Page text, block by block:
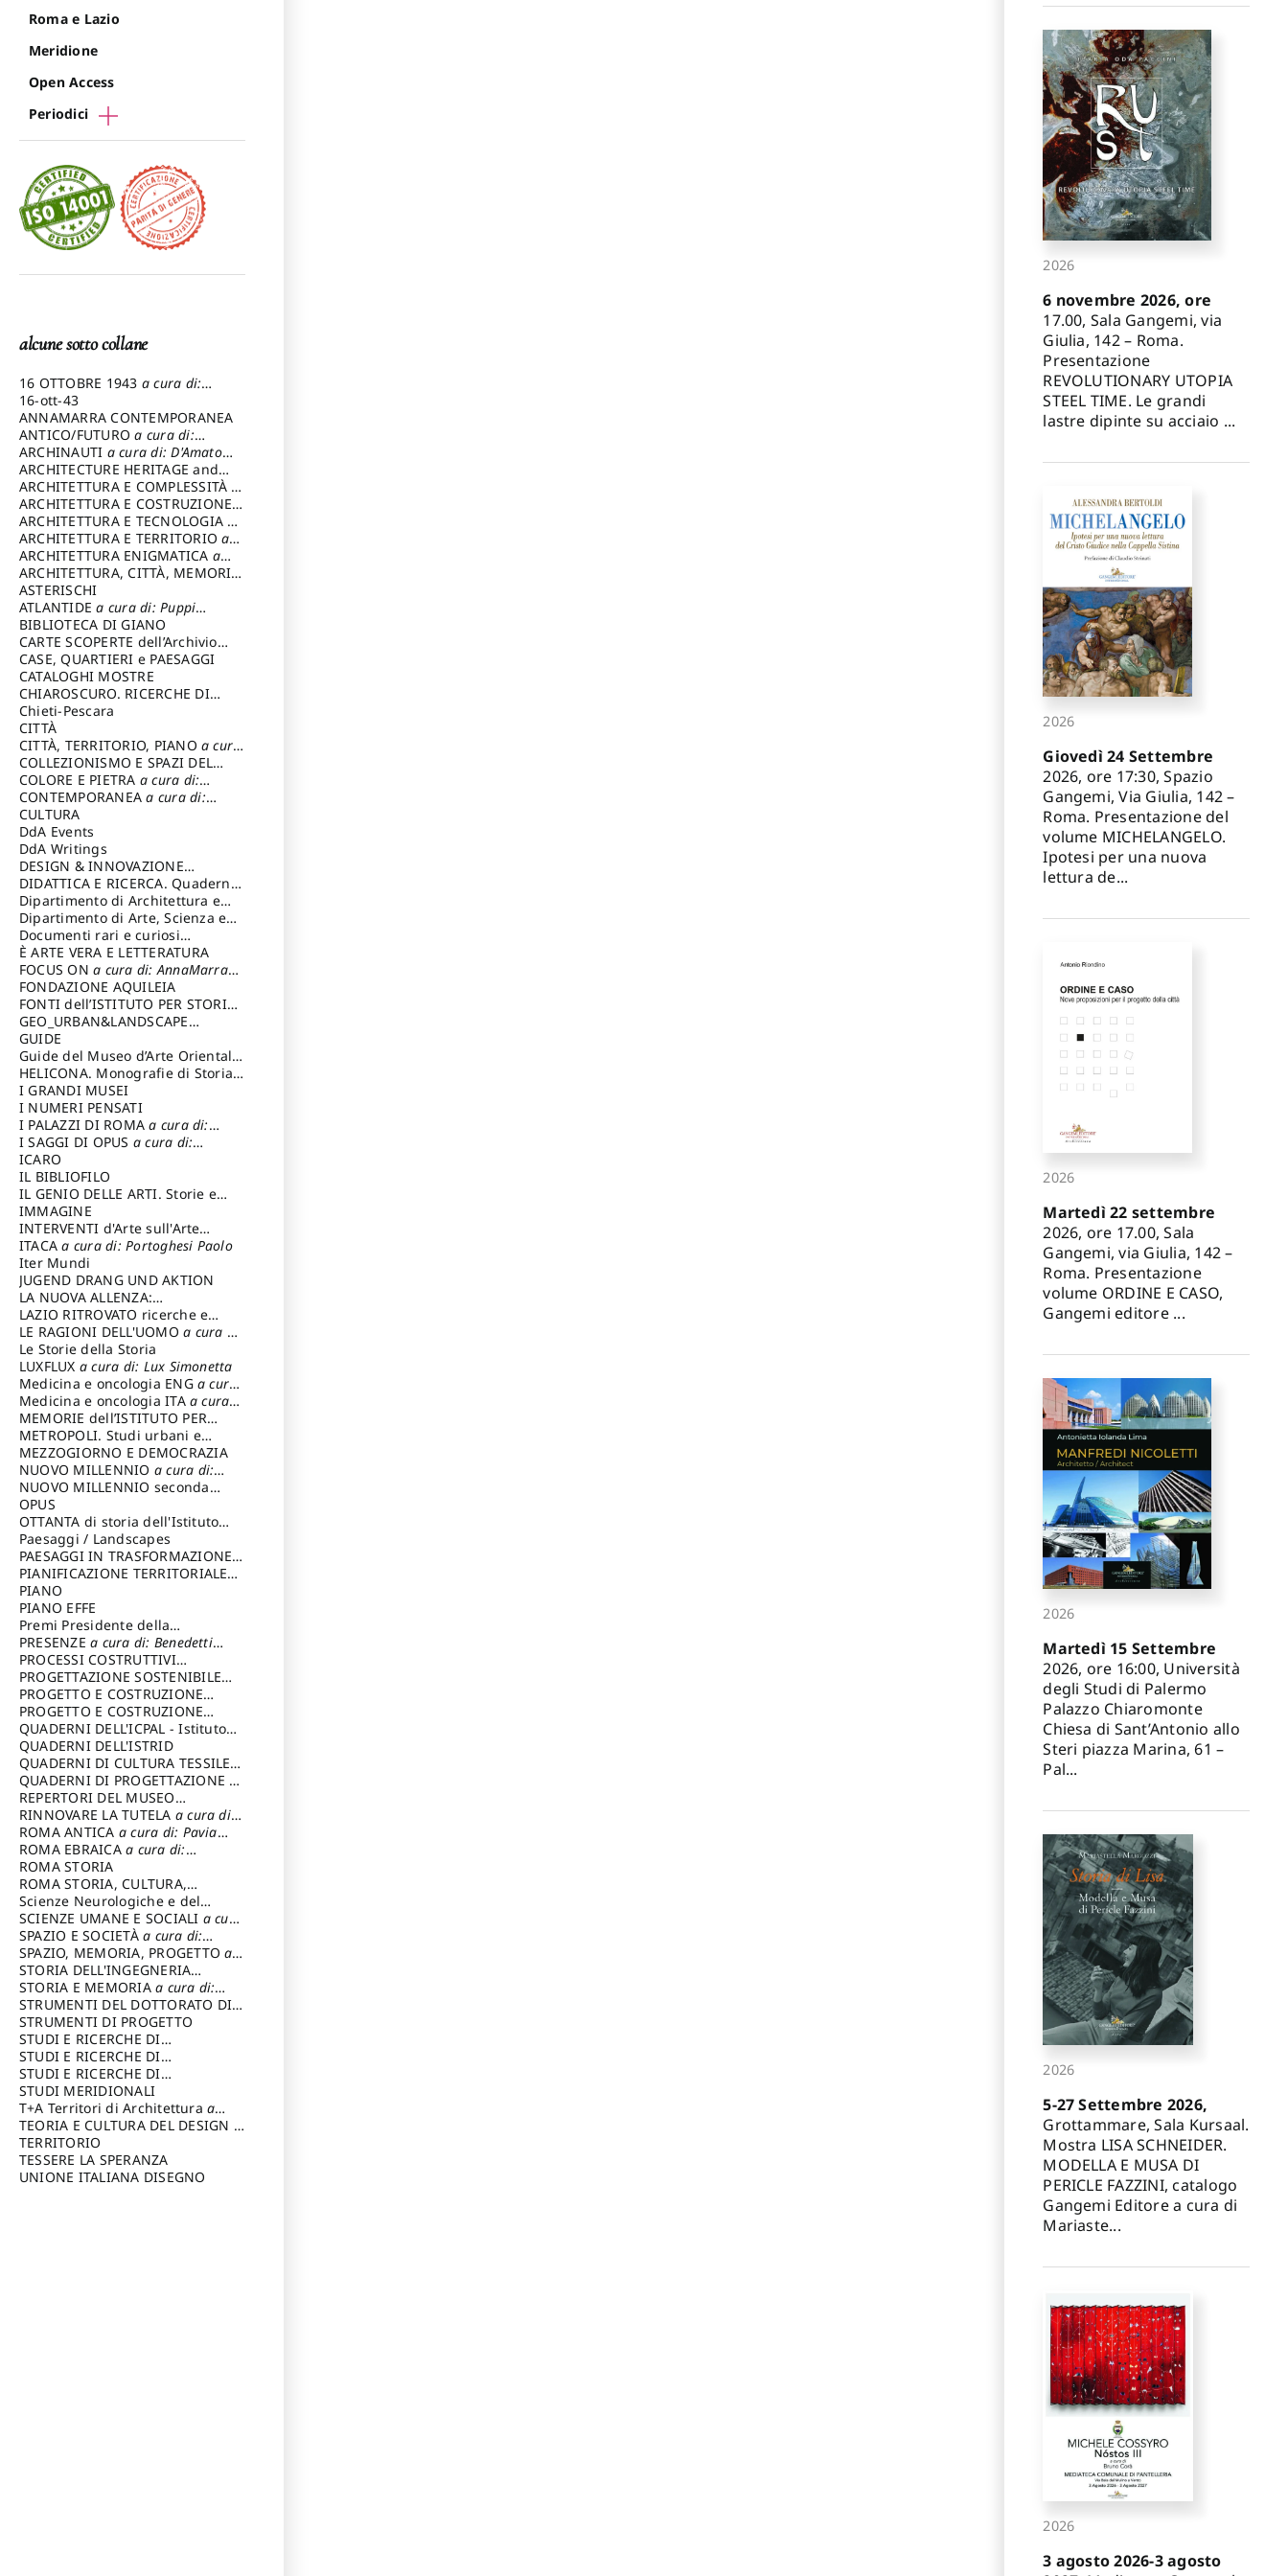
Roma e Lazio
Meridione
Open Access
Periodici
alcune sotto collane
16 OTTOBRE 1943 a cura di:
Pezzetti Marcello
16-ott-43
ANNAMARRA CONTEMPORANEA
ANTICO/FUTUROa cura di:
Varagnoli Claudio
ARCHINAUTI a cura di: D'Amato
Claudio
ARCHITECTURE HERITAGE and
DESIGN
ARCHITETTURA E COMPLESSITÀ a
cura di: Piva Antonio
ARCHITETTURA E COSTRUZIONEa
cura di: Poretti Sergio
ARCHITETTURA E TECNOLOGIA a
cura di: Carrara Gianfranco
ARCHITETTURA E TERRITORIOa
cura di: Pietrogrande Enrico
ARCHITETTURA ENIGMATICA a
cura di: Lenci Ruggero
ARCHITETTURA, CITTÀ, MEMORIA
a cura di: Valeriani Enrico
ASTERISCHI
ATLANTIDEa cura di: Puppi
Lionello
BIBLIOTECA DI GIANO
CARTE SCOPERTE dell’Archivio
Storico Capitolino
CASE, QUARTIERI e PAESAGGI
CATALOGHI MOSTRE
CHIAROSCURO. RICERCHE DI
STORIA E STORIA DELL'ARTE
cura di: Di Carpegna Falconieri
Tommaso
Chieti-Pescara
CITTÀ
CITTÀ, TERRITORIO, PIANO a cura
di: Imbesi Giuseppe
COLLEZIONISMO E SPAZI DEL
COLLEZIONISMO a cura di:
Magnani Lauro
COLORE E PIETRA a cura di:
Selvaggi Giuseppe
CONTEMPORANEAa cura di:
Gubinelli Luna
CULTURA
DdA Events
DdA Writings
DESIGN & INNOVAZIONE
TECNOLOGICAa cura di: Vallicelli
Andrea
DIDATTICA E RICERCA. Quaderni
della Scuola
Dipartimento di Architettura e
Analisi della Città Mediterranea
Dipartimento di Arte, Scienza e
Tecnica del Costuire
Documenti rari e curiosi
dall'Archivio Segreto
È ARTE VERA E LETTERATURA
FOCUS ONa cura di: AnnaMarra
Contemporanea
FONDAZIONE AQUILEIA
FONTI dell’ISTITUTO PER STORIA
DEL RISORGIMENTO
GEO_URBAN&LANDSCAPE
PLANNING (GULP)
Trusiani Elio
GUIDE
Guide del Museo d’Arte Orientale
“Giuseppe Tucci”
HELICONA. Monografie di Storia
dell'Artea cura di: Gallo Marco
I GRANDI MUSEI
I NUMERI PENSATI
I PALAZZI DI ROMAa cura di:
Ippoliti Alessandro
I SAGGI DI OPUS a cura di:
Scalesse Tommaso
ICARO
IL BIBLIOFILO
IL GENIO DELLE ARTI. Storie e
interpretazione
IMMAGINE
INTERVENTI d'Arte sull'Arte
dedicata alla cultura della
conservazione d’arte
Fondazione Paola Droghetti onlus
ITACAa cura di: Portoghesi Paolo
Iter Mundi
JUGEND DRANG UND AKTION
LA NUOVA ALLENZA:
ARCHITETTURA & AMBIENTE
LAZIO RITROVATO ricerche e
restauri
LE RAGIONI DELL'UOMOa cura di:
Lombardi Satriani Luigi
Le Storie della Storia
LUXFLUX a cura di: Lux Simonetta
Medicina e oncologia ENG a cura
di: Lopez Massimo
Medicina e oncologia ITA a cura
di: Lopez Massimo
MEMORIE dell’ISTITUTO PER
STORIA DEL RISORGIMENTO
METROPOLI. Studi urbani e
regionali
MEZZOGIORNO E DEMOCRAZIA
NUOVO MILLENNIO a cura di:
Capaldo Pellegrino
NUOVO MILLENNIO seconda
serie
Francesco
OPUS
OTTANTA di storia dell'Istituto
storia dell’Istitutoa cura di:
Cavalieri Patrizia
Paesaggi / Landscapes
PAESAGGI IN TRASFORMAZIONEa
cura di: Corti Enrico A.
PIANIFICAZIONE TERRITORIALE
URBANISTICA ED AMBIENTALE
cura di: Costa Enrico
PIANO
PIANO EFFE
Premi Presidente della
Repubblica
PRESENZEa cura di: Benedetti
Sandro
PROCESSI COSTRUTTIVI
DELL'ARCHITETTURAa cura di:
Ippoliti Alessandro
PROGETTAZIONE SOSTENIBILE
PARTECIPATA
PROGETTO E COSTRUZIONE
DELL’ARCHITETTURA
PROGETTO E COSTRUZIONE
SOSTENIBILE
QUADERNI DELL'ICPAL - Istituto
centrale per il restauro e la
conservazione del patrimonio
archivistico e librario
QUADERNI DELL'ISTRID
QUADERNI DI CULTURA TESSILEa
cura di: Crispolti Livia
QUADERNI DI PROGETTAZIONE a
cura di: Giura Longo Tommaso
REPERTORI DEL MUSEO
CENTRALE DEL RISORGIMENTOa
cura di: Pizzo Marco
RINNOVARE LA TUTELA a cura di:
Cicalò Enrico
ROMA ANTICA a cura di: Pavia
Carlo
ROMA EBRAICAa cura di:
Procaccia Claudio
ROMA STORIA
ROMA STORIA, CULTURA,
IMMAGINEa cura di: Fagiolo
Marcello
Scienze Neurologiche e del
Comportamento
SCIENZE UMANE E SOCIALI a cura
di: Iannizzi Salvatore
SPAZIO E SOCIETÀa cura di:
Cassetti Roberto
SPAZIO, MEMORIA, PROGETTOa
cura di: Rossi Massimo
STORIA DELL'INGEGNERIA
STRUTTURALE IN ITALIAa cura di:
Poretti Sergio
STORIA E MEMORIAa cura di:
Rossi Lauro
STRUMENTI DEL DOTTORATO DI
RICERCA IN RILIEVO E
RAPPRESENTAZIONE
DELL’ARCHITETTURA E
DELL’AMBIENTEa cura di: Migliari
Riccardo
STRUMENTI DI PROGETTO
STUDI E RICERCHE DI
ARCHEOLOGIA IN SICILIA
di: Pelagatti Paola
STUDI E RICERCHE DI
ARCHITETTURA del Dipartimento
di Architettura Università degli
Studi G. d' Annunzio
STUDI E RICERCHE DI
ARCHITETTURA del Dipartimento
di Architettura Università degli
Studi G. d' Annunzio, Chieti-
Pescaraa cura di: Fusero Paolo
STUDI MERIDIONALI
T+A Territori di Architetturaa
cura di: Ramazzotti Luigi
TEORIA E CULTURA DEL DESIGN a
cura di: Furlanis Giuseppe
TERRITORIO
TESSERE LA SPERANZA
UNIONE ITALIANA DISEGNO
2026
6 novembre 2026, ore
17.00, Sala Gangemi, via
Giulia, 142 – Roma.
Presentazione
REVOLUTIONARY UTOPIA
STEEL TIME. Le grandi
lastre dipinte su acciaio ...
2026
Giovedì 24 Settembre
2026, ore 17:30, Spazio
Gangemi, Via Giulia, 142 –
Roma. Presentazione del
volume MICHELANGELO.
Ipotesi per una nuova
lettura de...
2026
Martedì 22 settembre
2026, ore 17.00, Sala
Gangemi, via Giulia, 142 –
Roma. Presentazione
volume ORDINE E CASO,
Gangemi editore ...
2026
Martedì 15 Settembre
2026, ore 16:00, Università
degli Studi di Palermo
Palazzo Chiaromonte
Chiesa di Sant’Antonio allo
Steri piazza Marina, 61 –
Pal...
2026
5-27 Settembre 2026,
Grottammare, Sala Kursaal.
Mostra LISA SCHNEIDER.
MODELLA E MUSA DI
PERICLE FAZZINI, catalogo
Gangemi Editore a cura di
Mariaste...
2026
3 agosto 2026-3 agosto